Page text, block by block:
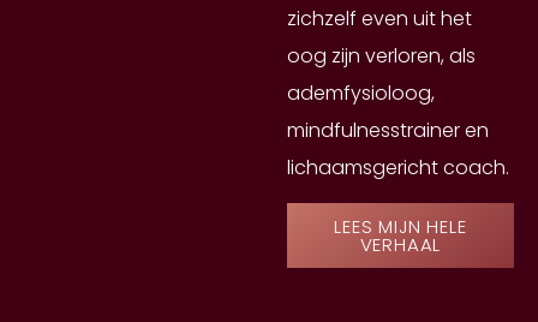
zichzelf even uit het
oog zijn verloren, als
ademfysioloog,
mindfulnesstrainer en
lichaamsgericht coach.
LEES MIJN HELE
VERHAAL